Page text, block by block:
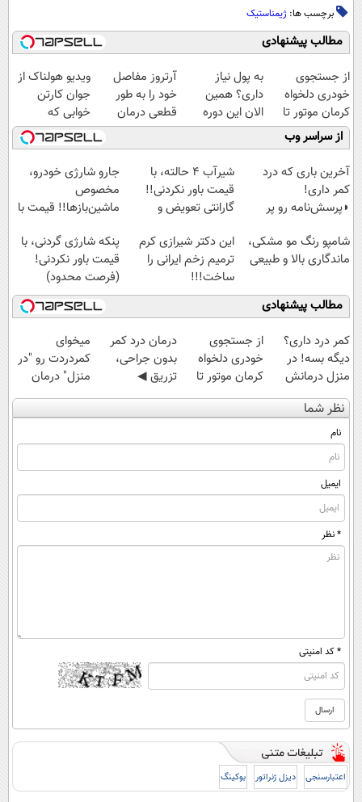
برچسب ها: ژیمناستیک
مطالب پیشنهادی
از جستجوی
خودری دلخواه
کرمان موتور تا
فروش آن،
ساده، بی واسطه
و مستقیم
به پول نیاز
داری؟ همین
الان این دوره
رایگان رو شرکت
کن تا دیر نشده!
آرتروز مفاصل
خود را به طور
قطعی درمان
کنید!
◗پرسش‌نامه◖
ویدیو هولناک از
جوان کارتن
خوابی که
میلیاردر شد.
آموزش رایگان
از سراسر وب
آخرین باری که درد
کمر داری!
◗پرسش‌نامه رو پر
شیر‌آب ۴ حالته، با
قیمت باور نکردنی!!
گارانتی تعویض و
جارو شارژی خودرو،
مخصوص
ماشین‌باز‌ها!! قیمت با
1,499,000
شامپو رنگ مو مشکی،
ماندگاری بالا و طبیعی
این دکتر شیرازی کرم
ترمیم زخم ایرانی را
ساخت!!!
پنکه شارژی گردنی، با
قیمت باور نکردنی!
(فرصت محدود)
مطالب پیشنهادی
کمر درد داری؟
دیگه بسه! در
منزل درمانش
کن
(◀پرسش‌نامه)
از جستجوی
خودری دلخواه
کرمان موتور تا
فروش آن،
ساده، بی واسطه
درمان درد کمر
بدون جراحی،
تزریق ◀
پرسش‌نامه رو پر
کن ▶
میخوای
کمردردت رو "در
منزل" درمان
کنی؟ (◂فیلم +
◂پرسش‌نامه)
نظر شما
نام
ایمیل
* نظر
* کد امنیتی
اعتبارسنجی دیزل ژنراتور بوکینگ